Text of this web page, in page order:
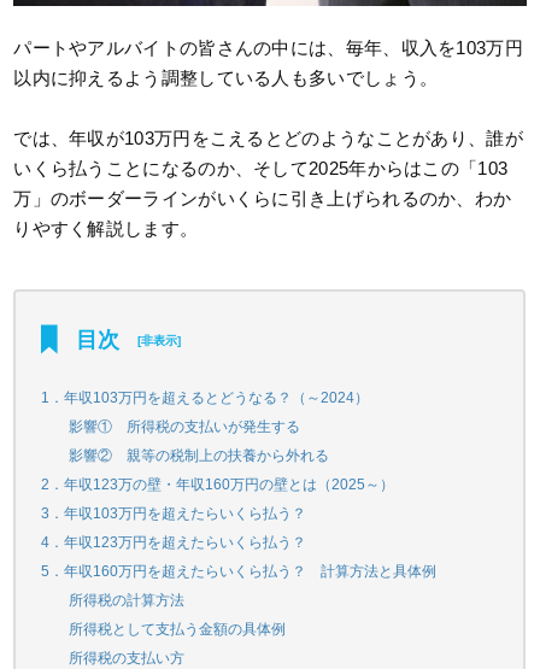
パートやアルバイトの皆さんの中には、毎年、収入を103万円
以内に抑えるよう調整している人も多いでしょう。
では、年収が103万円をこえるとどのようなことがあり、誰が
いくら払うことになるのか、そして2025年からはこの「103
万」のボーダーラインがいくらに引き上げられるのか、わか
りやすく解説します。
目次 [非表示]
1．年収103万円を超えるとどうなる？（～2024）
影響① 所得税の支払いが発生する
影響② 親等の税制上の扶養から外れる
2．年収123万の壁・年収160万円の壁とは（2025～）
3．年収103万円を超えたらいくら払う？
4．年収123万円を超えたらいくら払う？
5．年収160万円を超えたらいくら払う？ 計算方法と具体例
所得税の計算方法
所得税として支払う金額の具体例
所得税の支払い方